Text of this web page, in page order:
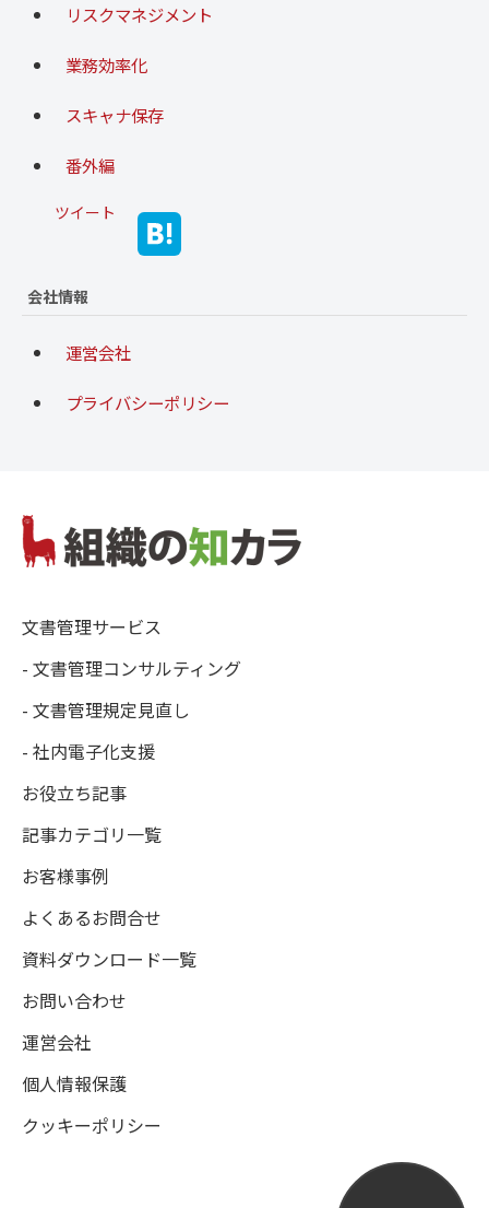
リスクマネジメント
業務効率化
スキャナ保存
番外編
ツイート
会社情報
運営会社
プライバシーポリシー
文書管理サービス
- 文書管理コンサルティング
- 文書管理規定見直し
- 社内電子化支援
お役立ち記事
記事カテゴリ一覧
お客様事例
よくあるお問合せ
資料ダウンロード一覧
お問い合わせ
運営会社
個人情報保護
クッキーポリシー